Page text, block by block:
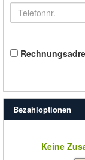
Bezahloptionen
Keine